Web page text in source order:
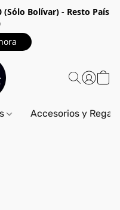
Bolívar) - Resto País
Accesorios y